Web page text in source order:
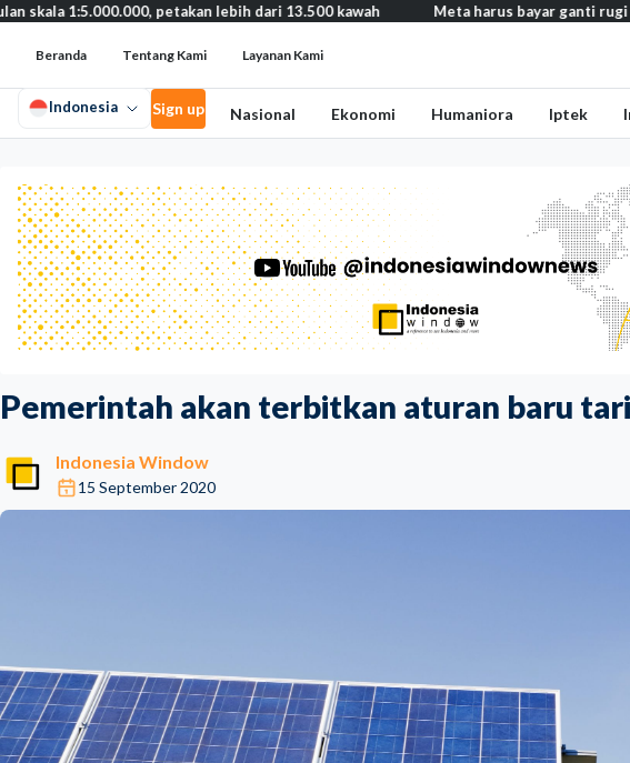
Pemerintah akan terbitkan aturan baru
Indonesia Window
15 September 2020
petakan lebih dari 13.500 kawah Meta harus bayar ganti rugi 10,16
Beranda Tentang Kami Layanan Kami
Indonesia Sign up Nasional Ekonomi Humaniora Iptek